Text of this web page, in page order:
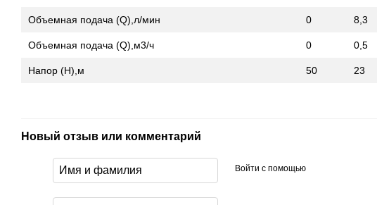
Объемная подача (Q),л/мин 0 8,3
Объемная подача (Q),м3/ч 0 0,5
Напор (Н),м 50 23
Новый отзыв или комментарий
Войти с помощью